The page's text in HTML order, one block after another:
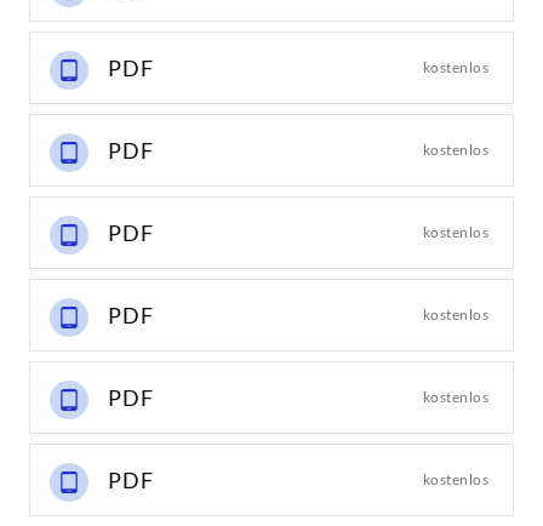
PDF kostenlos
PDF kostenlos
PDF kostenlos
PDF kostenlos
PDF kostenlos
PDF kostenlos